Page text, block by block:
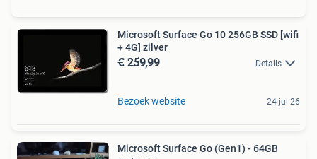
Microsoft Surface Go 10 256GB SSD [wifi
+ 4G] zilver
€ 259,99 Details
Bezoek website 24 jul 26
Microsoft Surface Go (Gen1) - 64GB